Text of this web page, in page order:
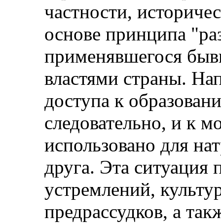
частности,
основе принципа
применявшегося
властями страны.
доступа к
следовательно, и к
использовано для
друга. Эта ситуация
устремлений,
предрассудков, а